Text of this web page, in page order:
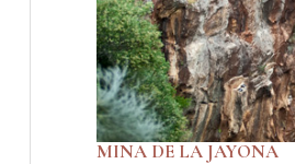
MINA DE LA JAYONA